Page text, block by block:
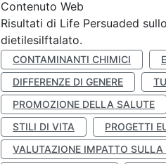
Contenuto Web
Risultati di Life Persuaded
dietilesilftalato.
CONTAMINANTI CHIMICI
DIFFERENZE DI GENERE
PROMOZIONE DELLA SALUTE
STILI DI VITA
PROGETTI
VALUTAZIONE IMPATTO SULLA